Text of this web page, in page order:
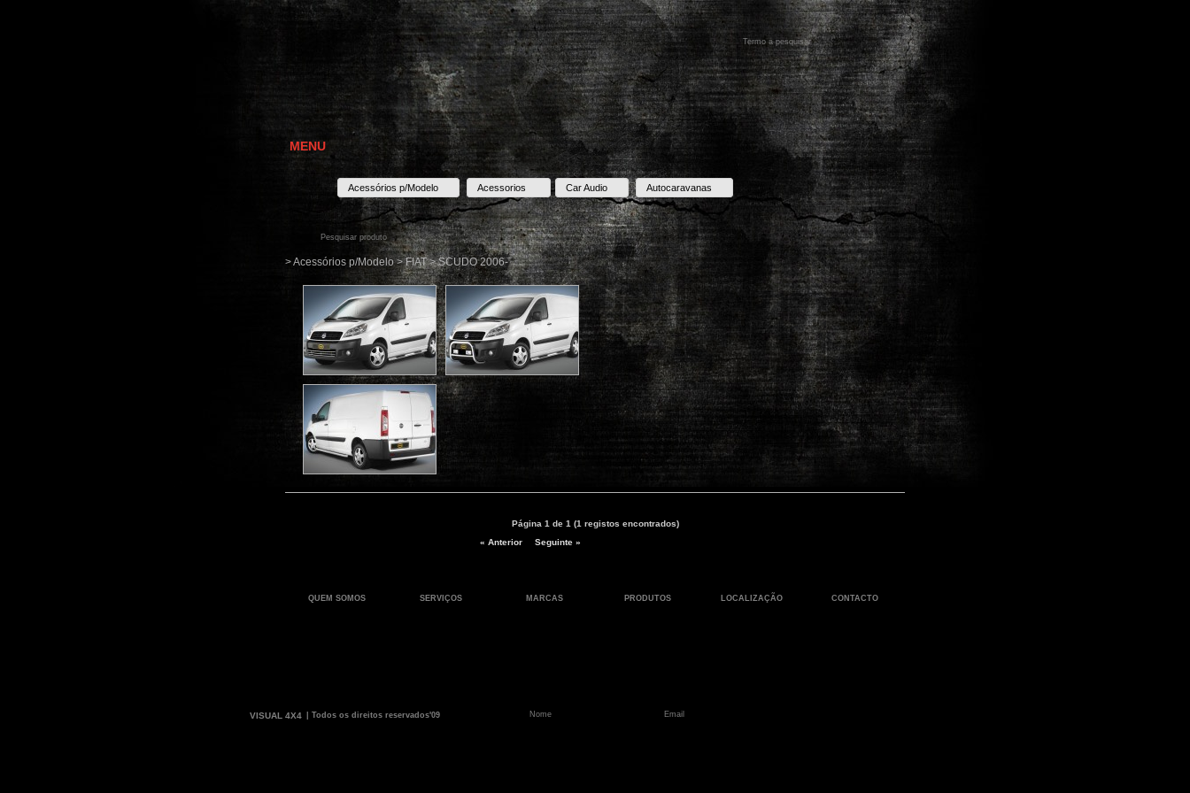
MENU
Acessórios p/Modelo Acessorios Car Audio Autocaravanas
> Acessórios p/Modelo > FIAT > SCUDO 2006-
Página 1 de 1 (1 registos encontrados)
« Anterior
Seguinte »
QUEM SOMOS SERVIÇOS MARCAS PRODUTOS LOCALIZAÇÃO CONTACTO
VISUAL 4X4 | Todos os direitos reservados'09